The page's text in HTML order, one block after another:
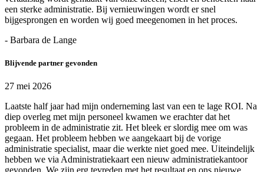
een sterke administratie. Bij vernieuwingen wordt er snel
bijgesprongen en worden wij goed meegenomen in het proces.
- Barbara de Lange
Blijvende partner gevonden
27 mei 2026
Laatste half jaar had mijn onderneming last van een te lage ROI. Na
diep overleg met mijn personeel kwamen we erachter dat het
probleem in de administratie zit. Het bleek er slordig mee om was
gegaan. Het probleem hebben we aangekaart bij de vorige
administratie specialist, maar die werkte niet goed mee. Uiteindelijk
hebben we via Administratiekaart een nieuw administratiekantoor